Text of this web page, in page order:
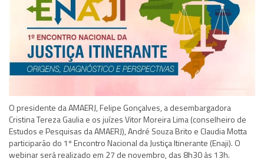
O presidente da AMAERJ, Felipe Gonçalves, a desembargadora
Cristina Tereza Gaulia e os juízes Vitor Moreira Lima (conselheiro de
Estudos e Pesquisas da AMAERJ), André Souza Brito e Claudia Motta
participarão do 1º Encontro Nacional da Justiça Itinerante (Enaji). O
webinar será realizado em 27 de novembro, das 8h30 às 13h.